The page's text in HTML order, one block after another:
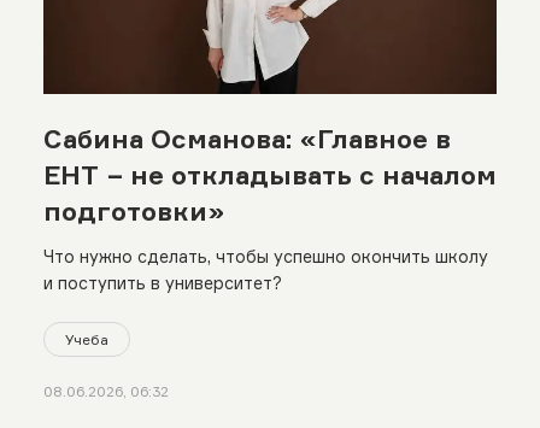
Сабина Османова: «Главное в
ЕНТ − не откладывать с началом
подготовки»
Что нужно сделать, чтобы успешно окончить школу
и поступить в университет?
Учеба
08.06.2026, 06:32